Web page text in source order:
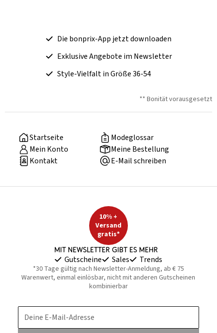
Die bonprix-App jetzt downloaden
Exklusive Angebote im Newsletter
Style-Vielfalt in Größe 36-54
** Bonität vorausgesetzt
Startseite
Modeglossar
Mein Konto
Meine Bestellung
Kontakt
E-Mail schreiben
10% +
Versand
gratis*
Mit Newsletter gibt es mehr
Gutscheine Sales Trends
*30 Tage gültig nach Newsletter-Anmeldung, ab € 75
Warenwert, einmal einlösbar, nicht mit anderen Gutscheinen
kombinierbar
Deine E-Mail-Adresse